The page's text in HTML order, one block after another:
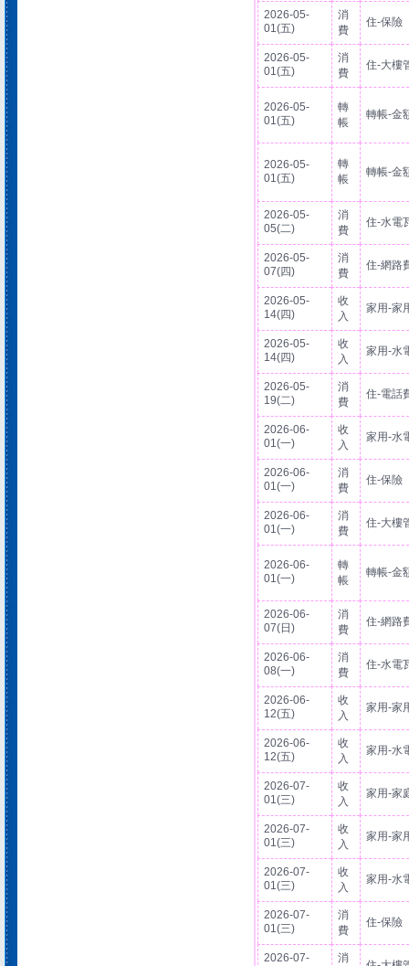
2026-05-
01(五)
消
費
住-保險
2026-05-
01(五)
消
費
住-大樓
2026-05-
01(五)
轉
帳
轉帳-金
2026-05-
01(五)
轉
帳
轉帳-金
2026-05-
05(二)
消
費
住-水電
2026-05-
07(四)
消
費
住-網路
2026-05-
14(四)
收
入
家用-家
2026-05-
14(四)
收
入
家用-水
2026-05-
19(二)
消
費
住-電話
2026-06-
01(一)
收
入
家用-水
2026-06-
01(一)
消
費
住-保險
2026-06-
01(一)
消
費
住-大樓
2026-06-
01(一)
轉
帳
轉帳-金
2026-06-
07(日)
消
費
住-網路
2026-06-
08(一)
消
費
住-水電
2026-06-
12(五)
收
入
家用-家
2026-06-
12(五)
收
入
家用-水
2026-07-
01(三)
收
入
家用-家
2026-07-
01(三)
收
入
家用-家
2026-07-
01(三)
收
入
家用-水
2026-07-
01(三)
消
費
住-保險
2026-07-
消